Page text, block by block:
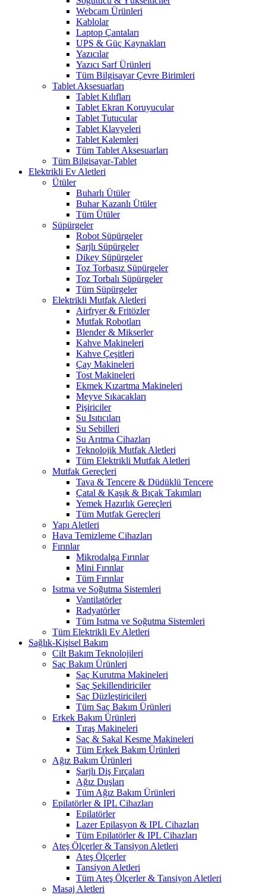
Webcam Ürünleri
Kablolar
Laptop Çantaları
UPS & Güç Kaynakları
Yazıcılar
Yazıcı Sarf Ürünleri
Tüm Bilgisayar Çevre Birimleri
Tablet Aksesuarları
Tablet Kılıfları
Tablet Ekran Koruyucular
Tablet Tutucular
Tablet Klavyeleri
Tablet Kalemleri
Tüm Tablet Aksesuarları
Tüm Bilgisayar-Tablet
Elektrikli Ev Aletleri
Ütüler
Buharlı Ütüler
Buhar Kazanlı Ütüler
Tüm Ütüler
Süpürgeler
Robot Süpürgeler
Şarjlı Süpürgeler
Dikey Süpürgeler
Toz Torbasız Süpürgeler
Toz Torbalı Süpürgeler
Tüm Süpürgeler
Elektrikli Mutfak Aletleri
Airfryer & Fritözler
Mutfak Robotları
Blender & Mikserler
Kahve Makineleri
Kahve Çeşitleri
Çay Makineleri
Tost Makineleri
Ekmek Kızartma Makineleri
Meyve Sıkacakları
Pişiriciler
Su Isıtıcıları
Su Sebilleri
Su Arıtma Cihazları
Teknolojik Mutfak Aletleri
Tüm Elektrikli Mutfak Aletleri
Mutfak Gereçleri
Tava & Tencere & Düdüklü Tencere
Çatal & Kaşık & Bıçak Takımları
Yemek Hazırlık Gereçleri
Tüm Mutfak Gereçleri
Yapı Aletleri
Hava Temizleme Cihazları
Fırınlar
Mikrodalga Fırınlar
Mini Fırınlar
Tüm Fırınlar
Isıtma ve Soğutma Sistemleri
Vantilatörler
Radyatörler
Tüm Isıtma ve Soğutma Sistemleri
Tüm Elektrikli Ev Aletleri
Sağlık-Kişisel Bakım
Cilt Bakım Teknolojileri
Saç Bakım Ürünleri
Saç Kurutma Makineleri
Saç Şekillendiriciler
Saç Düzleştiricileri
Tüm Saç Bakım Ürünleri
Erkek Bakım Ürünleri
Tıraş Makineleri
Saç & Sakal Kesme Makineleri
Tüm Erkek Bakım Ürünleri
Ağız Bakım Ürünleri
Şarjlı Diş Fırçaları
Ağız Duşları
Tüm Ağız Bakım Ürünleri
Epilatörler & IPL Cihazları
Epilatörler
Lazer Epilasyon & IPL Cihazları
Tüm Epilatörler & IPL Cihazları
Ateş Ölçerler & Tansiyon Aletleri
Ateş Ölçerler
Tansiyon Aletleri
Tüm Ateş Ölçerler & Tansiyon Aletleri
Masaj Aletleri